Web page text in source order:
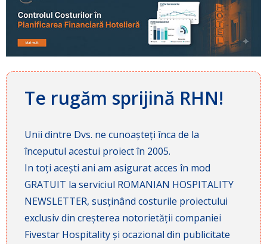
Te rugăm sprijină RHN!
Unii dintre Dvs. ne cunoașteți înca de la
începutul acestui proiect în 2005.
In toți acești ani am asigurat acces în mod
GRATUIT la serviciul ROMANIAN HOSPITALITY
NEWSLETTER, susținând costurile proiectului
exclusiv din creșterea notorietății companiei
Fivestar Hospitality și ocazional din publicitate